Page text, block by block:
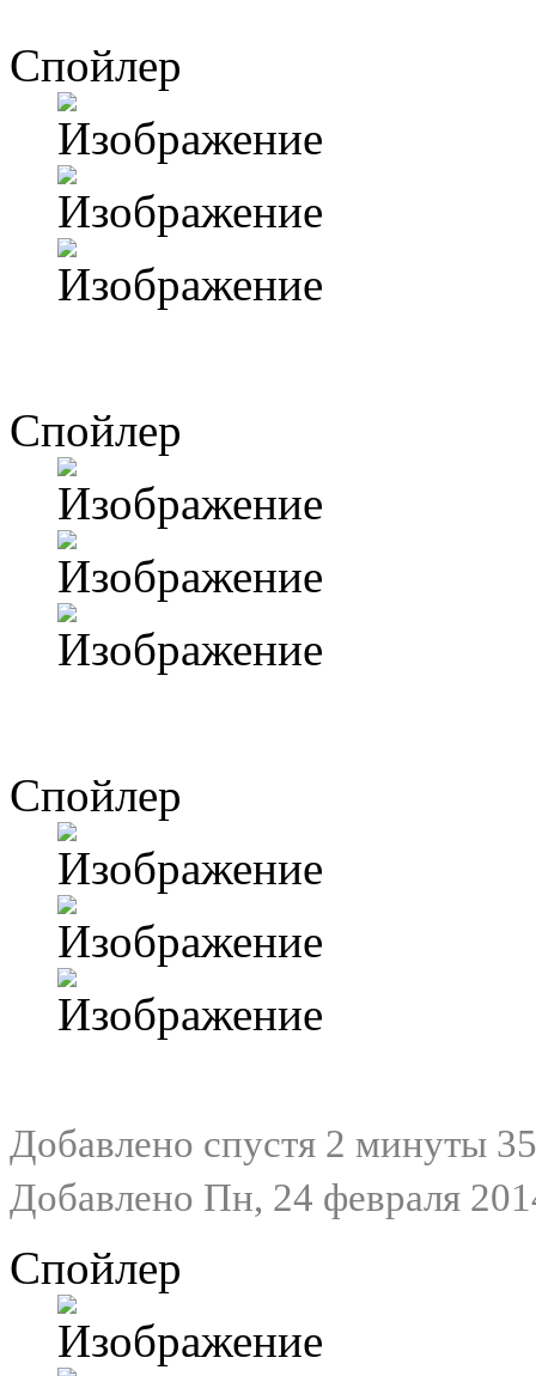
Спойлер
Спойлер
Спойлер
Добавлено спустя 2 минуты
Добавлено Пн, 24 февраля
Спойлер